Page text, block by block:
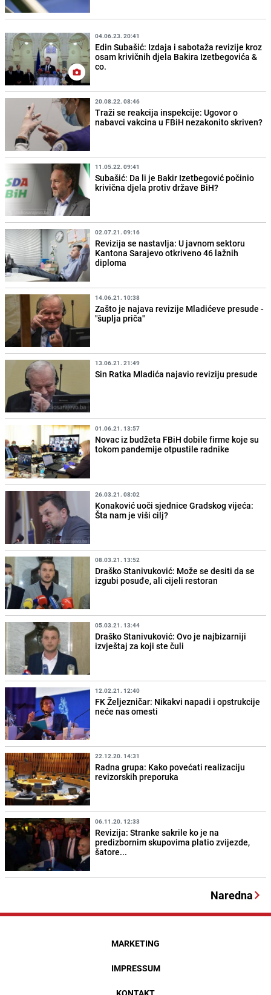
04.06.23. 20:41
Edin Subašić: Izdaja i sabotaža revizije kroz
osam krivičnih djela Bakira Izetbegovića &
co.
20.08.22. 08:46
Traži se reakcija inspekcije: Ugovor o
nabavci vakcina u FBiH nezakonito skriven?
11.05.22. 09:41
Subašić: Da li je Bakir Izetbegović počinio
krivična djela protiv države BiH?
02.07.21. 09:16
Revizija se nastavlja: U javnom sektoru
Kantona Sarajevo otkriveno 46 lažnih
diploma
14.06.21. 10:38
Zašto je najava revizije Mladićeve presude -
"šuplja priča"
13.06.21. 21:49
Sin Ratka Mladića najavio reviziju presude
01.06.21. 13:57
Novac iz budžeta FBiH dobile firme koje su
tokom pandemije otpustile radnike
26.03.21. 08:02
Konaković uoči sjednice Gradskog vijeća:
Šta nam je viši cilj?
08.03.21. 13:52
Draško Stanivuković: Može se desiti da se
izgubi posuđe, ali cijeli restoran
05.03.21. 13:44
Draško Stanivuković: Ovo je najbizarniji
izvještaj za koji ste čuli
12.02.21. 12:40
FK Željezničar: Nikakvi napadi i opstrukcije
neće nas omesti
22.12.20. 14:31
Radna grupa: Kako povećati realizaciju
revizorskih preporuka
06.11.20. 12:33
Revizija: Stranke sakrile ko je na
predizbornim skupovima platio zvijezde,
šatore...
Naredna
MARKETING
IMPRESSUM